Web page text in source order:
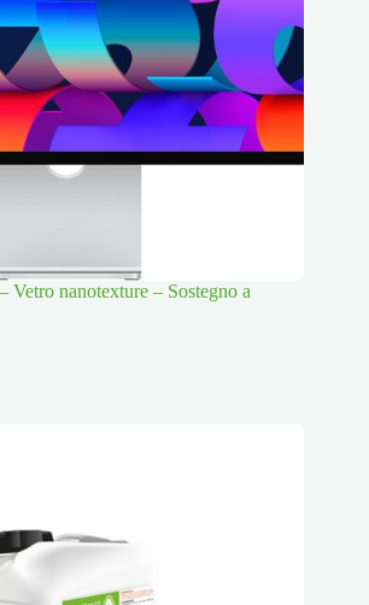
nanotexture – Sostegno a